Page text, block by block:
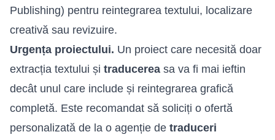
Publishing) pentru reintegrarea textului, localizare
creativă sau revizuire.
Urgența proiectului. Un proiect care necesită doar
extracția textului și traducerea sa va fi mai ieftin
decât unul care include și reintegrarea grafică
completă. Este recomandat să soliciți o ofertă
personalizată de la o agenție de traduceri